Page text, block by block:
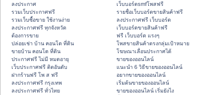
ลงประกาศ
รวมเว็บประกาศฟรี
รวมเว็บซื้อขาย ใช้งานง่าย
ลงประกาศฟรี ทุกจังหวัด
ต้องการขาย
ปล่อยเช่า บ้าน คอนโด ที่ดิน
ขายบ้าน คอนโด ที่ดิน
ประกาศฟรี ไม่มี หมดอายุ
เว็บประกาศฟรี ติดอันดับ
ฝากร้านฟรี โพ ส ฟรี
ลงประกาศฟรี กรุงเทพ
ลงประกาศฟรี ทั่วไทย
เว็บบอร์ดsmfโพสฟรี
รายชื่อเว็บบอร์ดขายสินค้าฟรี
ลงประกาศฟรี เว็บบอร์ด
เว็บบอร์ดขายสินค้าฟรี
ฟรี เว็บบอร์ด แรงๆ
โพสขายสินค้าตรงกลุ่มเป้าหมาย
โฆษณาเลื่อนประกาศได้
ขายของออนไลน์
แนะนำ 6 วิธีขายของออนไลน์
อยากขายของออนไลน์
เริ่มต้นขายของออนไลน์
ขายของออนไลน์ เริ่มยังไง